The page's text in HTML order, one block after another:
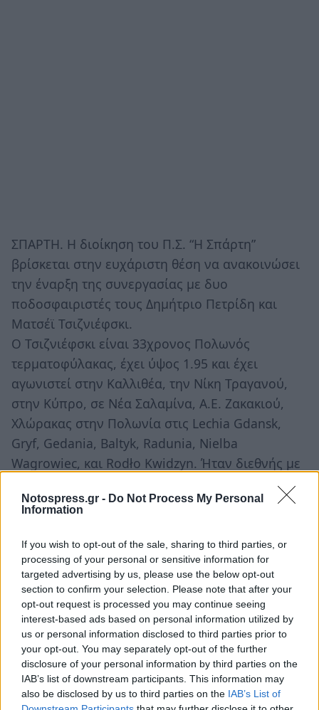
Notospress.gr - Do Not Process My Personal
Information
If you wish to opt-out of the sale, sharing to third parties, or
processing of your personal or sensitive information for
targeted advertising by us, please use the below opt-out
section to confirm your selection. Please note that after your
opt-out request is processed you may continue seeing
interest-based ads based on personal information utilized by
us or personal information disclosed to third parties prior to
your opt-out. You may separately opt-out of the further
disclosure of your personal information by third parties on the
IAB’s list of downstream participants. This information may
also be disclosed by us to third parties on the IAB’s List of
ΣΠΑΡΤΗ. Η διοίκηση του Π.Σ. “Η Σπάρτη”
βρίσκεται στην ευχάριστη θέση να ανακοινώσει
την έναρξη της συνεργασίας με δυο
ποδοσφαιριστές τους Δημήτριο Πετρίδη και
Ματσέϊ Τσιζνιέφσκι.
O Τσιζνιέφσκι είναι 33χρονος Πολωνός
τερματοφύλακας, έχει ύψος 1.95 και έχει
αγωνιστεί στην Καλλιθέα, την Νίκη Τραγανού,
στην Κύπρο, σε Νέα Σαλαμίνα, Α.Ε. Ζακακιού,
Χλώρακας στην Πολωνία στις Lechia Gdansk,
Gryf, Gedania, Baltyk, Radunia, Nielba
Wagrowiec, και Rodło Kwidzyn. Ήταν διεθνής με
οποία κατέκτησε το χάλκινο μετάλλιο στο
Ο Πετρίδης είναι 19 ετών, αγωνίζεται ως
αμυντικό χαφ/μέσος, ξεκίνησε από τις
ακαδημίες του Α.Ο. Λουτράκι, συνέχισε στην
ομάδα Κ17 της ΑΕΚ και επέστρεψε στον Α.Ο.
Λουτράκι με τον οποίο αγωνίστηκε δύο
«γεμάτες» χρονιές.